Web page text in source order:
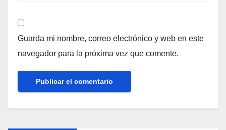
Guarda mi nombre, correo electrónico y web en este
navegador para la próxima vez que comente.